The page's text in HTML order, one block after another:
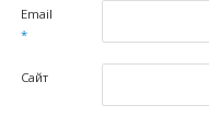
Email
*
Сайт